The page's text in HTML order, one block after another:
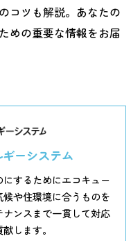
コツも解説。あなたの
めの重要な情報をお届
ーシステム
するためにエコキュー
や住環境に合うものを
ンスまで一貫して対応
します。